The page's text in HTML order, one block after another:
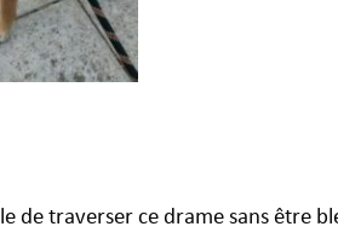
de traverser ce drame sans être